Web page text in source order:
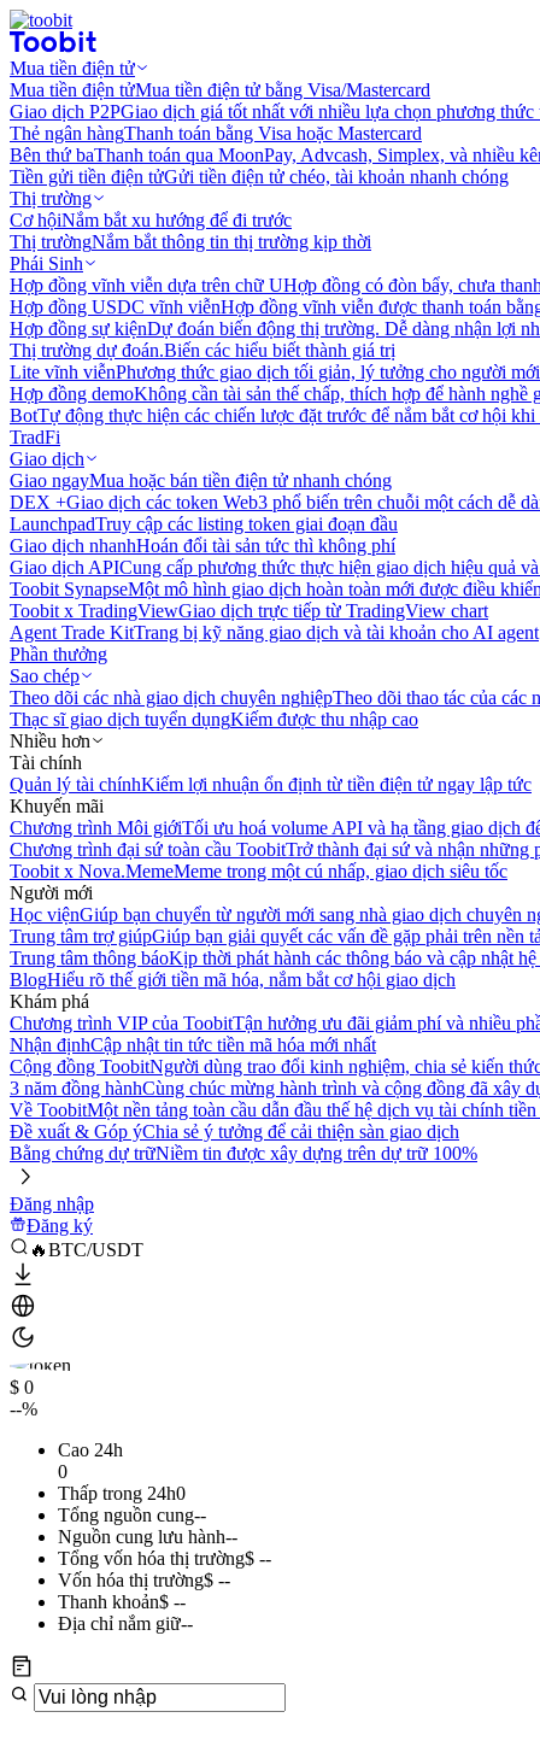
Mua tiền điện tử
Mua tiền điện tửMua tiền điện tử bằng Visa/Mastercard
Giao dịch P2PGiao dịch giá tốt nhất với nhiều lựa chọn phương thức
Thẻ ngân hàngThanh toán bằng Visa hoặc Mastercard
Bên thứ baThanh toán qua MoonPay, Advcash, Simplex, và nhiều
Tiền gửi tiền điện tửGửi tiền điện tử chéo, tài khoản nhanh chóng
Thị trường
Cơ hộiNắm bắt xu hướng để đi trước
Thị trườngNắm bắt thông tin thị trường kịp thời
Phái Sinh
Hợp đồng vĩnh viễn dựa trên chữ UHợp đồng có đòn bẩy, chưa
Hợp đồng USDC vĩnh viễnHợp đồng vĩnh viễn được thanh toán
Hợp đồng sự kiệnDự đoán biến động thị trường. Dễ dàng nhận lợi
Thị trường dự đoán.Biến các hiểu biết thành giá trị
Lite vĩnh viễnPhương thức giao dịch tối giản, lý tưởng cho người
Hợp đồng demoKhông cần tài sản thế chấp, thích hợp để hành nghề
BotTự động thực hiện các chiến lược đặt trước để nắm bắt cơ hội
TradFi
Giao dịch
Giao ngayMua hoặc bán tiền điện tử nhanh chóng
DEX +Giao dịch các token Web3 phổ biến trên chuỗi một cách dễ
LaunchpadTruy cập các listing token giai đoạn đầu
Giao dịch nhanhHoán đổi tài sản tức thì không phí
Giao dịch APICung cấp phương thức thực hiện giao dịch hiệu quả
Toobit SynapseMột mô hình giao dịch hoàn toàn mới được điều
Toobit x TradingViewGiao dịch trực tiếp từ TradingView chart
Agent Trade KitTrang bị kỹ năng giao dịch và tài khoản cho AI agent
Phần thưởng
Sao chép
Theo dõi các nhà giao dịch chuyên nghiệpTheo dõi thao tác của các
Thạc sĩ giao dịch tuyển dụngKiếm được thu nhập cao
Nhiều hơn
Tài chính
Quản lý tài chínhKiếm lợi nhuận ổn định từ tiền điện tử ngay lập tức
Khuyến mãi
Chương trình Môi giớiTối ưu hoá volume API và hạ tầng giao dịch
Chương trình đại sứ toàn cầu ToobitTrở thành đại sứ và nhận những
Toobit x Nova.MemeMeme trong một cú nhấp, giao dịch siêu tốc
Người mới
Học việnGiúp bạn chuyển từ người mới sang nhà giao dịch chuyên
Trung tâm trợ giúpGiúp bạn giải quyết các vấn đề gặp phải trên nền
Trung tâm thông báoKịp thời phát hành các thông báo và cập nhật
BlogHiểu rõ thế giới tiền mã hóa, nắm bắt cơ hội giao dịch
Khám phá
Chương trình VIP của ToobitTận hưởng ưu đãi giảm phí và nhiều
Nhận địnhCập nhật tin tức tiền mã hóa mới nhất
Cộng đồng ToobitNgười dùng trao đổi kinh nghiệm, chia sẻ kiến
3 năm đồng hànhCùng chúc mừng hành trình và cộng đồng đã xây
Về ToobitMột nền tảng toàn cầu dẫn đầu thế hệ dịch vụ tài chính
Đề xuất & Góp ýChia sẻ ý tưởng để cải thiện sàn giao dịch
Bằng chứng dự trữNiềm tin được xây dựng trên dự trữ 100%
Đăng nhập
Đăng ký
🔥BTC/USDT
$ 0
--%
Cao 24h
0
Thấp trong 24h0
Tổng nguồn cung--
Nguồn cung lưu hành--
Tổng vốn hóa thị trường$ --
Vốn hóa thị trường$ --
Thanh khoản$ --
Địa chỉ nắm giữ--